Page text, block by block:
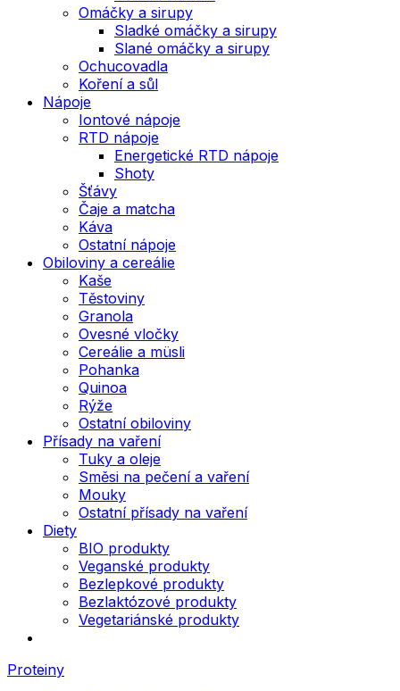
Omáčky a sirupy
Sladké omáčky a sirupy
Slané omáčky a sirupy
Ochucovadla
Koření a sůl
Nápoje
Iontové nápoje
RTD nápoje
Energetické RTD nápoje
Shoty
Šťávy
Čaje a matcha
Káva
Ostatní nápoje
Obiloviny a cereálie
Kaše
Těstoviny
Granola
Ovesné vločky
Cereálie a müsli
Pohanka
Quinoa
Rýže
Ostatní obiloviny
Přísady na vaření
Tuky a oleje
Směsi na pečení a vaření
Mouky
Ostatní přísady na vaření
Diety
BIO produkty
Veganské produkty
Bezlepkové produkty
Bezlaktózové produkty
Vegetariánské produkty
Proteiny